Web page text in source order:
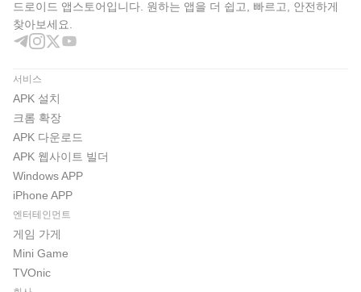
드로이드 앱스토어입니다. 원하는 앱을 더 쉽고, 빠르고, 안전하게
찾아보세요.
서비스
APK 설치
크롬 확장
APK 다운로드
APK 웹사이트 빌더
Windows APP
iPhone APP
엔터테인먼트
게임 가게
Mini Game
TVOnic